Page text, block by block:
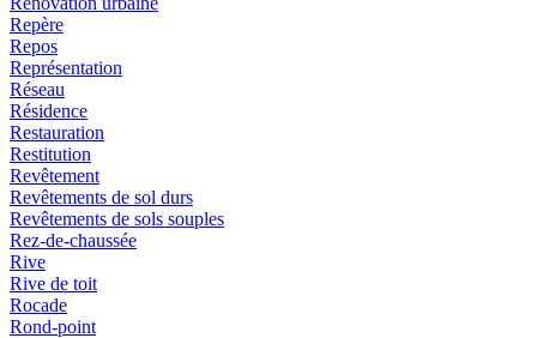
Repère
Repos
Représentation
Réseau
Résidence
Restauration
Restitution
Revêtement
Revêtements de sol durs
Revêtements de sols souples
Rez-de-chaussée
Rive
Rive de toit
Rocade
Rond-point